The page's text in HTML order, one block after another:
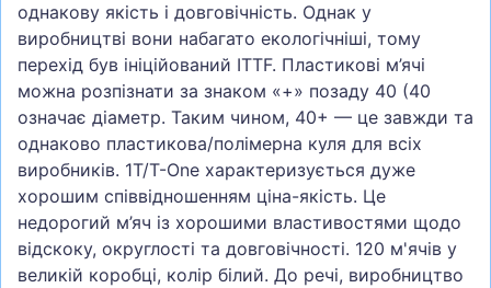
однакову якість і довговічність. Однак у
виробництві вони набагато екологічніші, тому
перехід був ініційований ITTF. Пластикові м’ячі
можна розпізнати за знаком «+» позаду 40 (40
означає діаметр. Таким чином, 40+ — це завжди та
однаково пластикова/полімерна куля для всіх
виробників. 1T/T-One характеризується дуже
хорошим співвідношенням ціна-якість. Це
недорогий м’яч із хорошими властивостями щодо
відскоку, округлості та довговічності. 120 м'ячів у
великій коробці, колір білий. До речі, виробництво